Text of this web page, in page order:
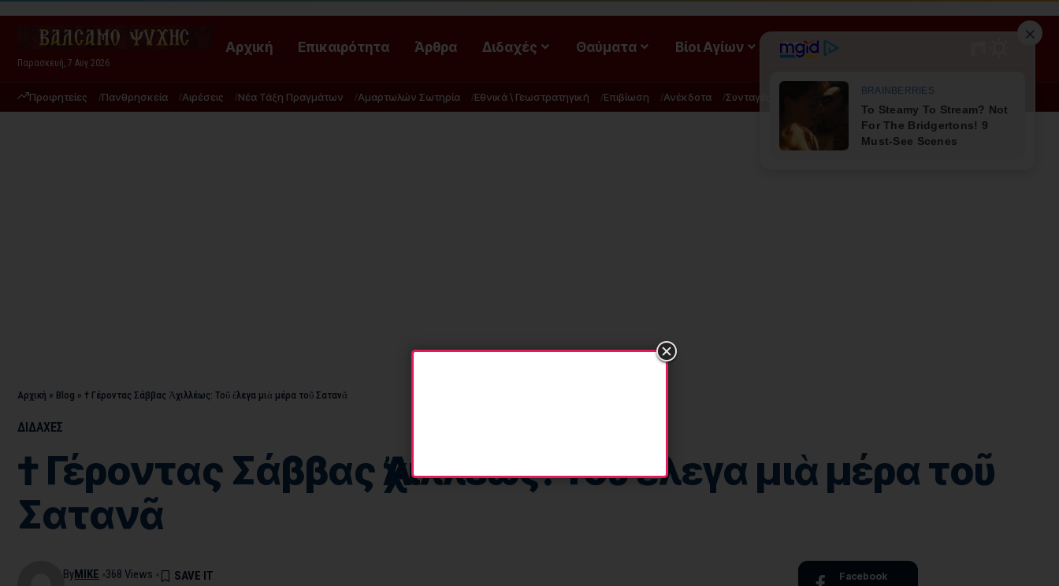
Παρασκευή, 7 Αυγ 2026
Αρχική Επικαιρότητα Άρθρα Διδαχές Θαύματα Βίοι Αγίων ΡΟΗ
Προφητείες Πανθρησκεία Αιρέσεις Νέα Τάξη Πραγμάτων Αμαρτωλών Σωτηρία Εθνικά \ Γεωστρατηγική Επιβίωση Ανέκδοτα Συνταγές Διατροφή - Φυσική Ιατρική
Αρχική » Blog » † Γέροντας Σάββας Ἀχιλλέως: Τοῦ ἔλεγα μιὰ μέρα τοῦ Σατανᾶ
ΔΙΔΑΧΕΣ
† Γέροντας Σάββας Ἀχιλλέως: Τοῦ ἔλεγα μιὰ μέρα τοῦ
Σατανᾶ
ByMIKE 368 Views Facebook